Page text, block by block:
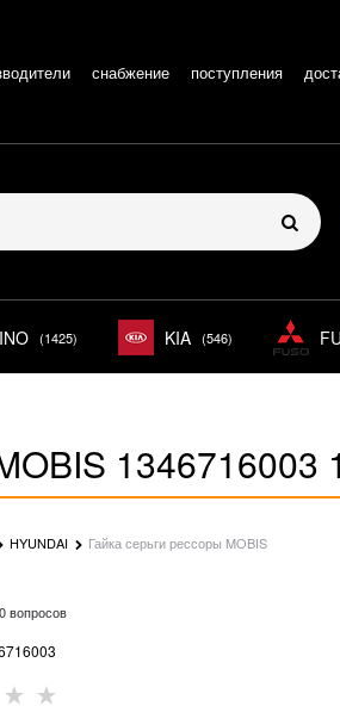
снабжение поступления
(1425) KIA (546)
1346716003
HYUNDAI Гайка серьги рессоры MOBIS
0 вопросов